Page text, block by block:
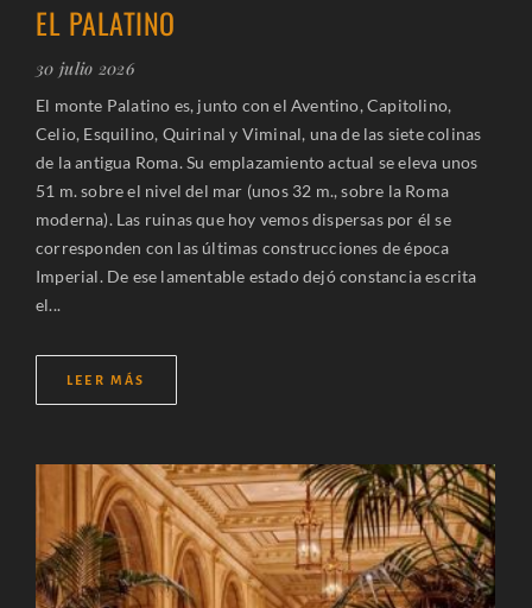
EL PALATINO
30 julio 2026
El monte Palatino es, junto con el Aventino, Capitolino,
Celio, Esquilino, Quirinal y Viminal, una de las siete colinas
de la antigua Roma. Su emplazamiento actual se eleva unos
51 m. sobre el nivel del mar (unos 32 m., sobre la Roma
moderna). Las ruinas que hoy vemos dispersas por él se
corresponden con las últimas construcciones de época
Imperial. De ese lamentable estado dejó constancia escrita
el...
LEER MÁS